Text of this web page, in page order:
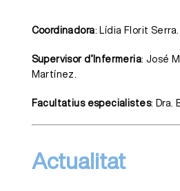
Coordinadora: Lídia Florit Serra.
Supervisor d’Infermeria: José
Martínez.
Facultatius especialistes: Dra.
Actualitat